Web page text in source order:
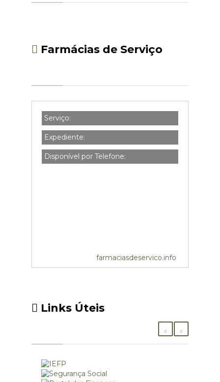
Farmácias de Serviço
Serviço:
Expediente:
Disponível por Telefone:
farmaciasdeservico.info
Links Úteis